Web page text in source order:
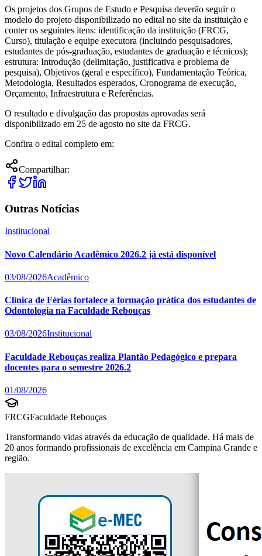
Os projetos dos Grupos de Estudo e Pesquisa deverão seguir o
modelo do projeto disponibilizado no edital no site da instituição e
conter os seguintes itens: identificação da instituição (FRCG,
Curso), titulação e equipe executora (incluindo pesquisadores,
estudantes de pós-graduação, estudantes de graduação e técnicos);
estrutura: Introdução (delimitação, justificativa e problema de
pesquisa), Objetivos (geral e específico), Fundamentação Teórica,
Metodologia, Resultados esperados, Cronograma de execução,
Orçamento, Infraestrutura e Referências.
O resultado e divulgação das propostas aprovadas será
disponibilizado em 25 de agosto no site da FRCG.
Confira o edital completo em:
Compartilhar:
Outras Notícias
Institucional
Novo Calendário Acadêmico 2026.2 já está disponível
03/08/2026Acadêmico
Clínica de Férias fortalece a formação prática dos estudantes de
Odontologia na Faculdade Rebouças
03/08/2026Institucional
Faculdade Rebouças realiza Plantão Pedagógico e prepara
docentes para o semestre 2026.2
01/08/2026
FRCGFaculdade Rebouças
Transformando vidas através da educação de qualidade. Há mais de
20 anos formando profissionais de excelência em Campina Grande e
região.